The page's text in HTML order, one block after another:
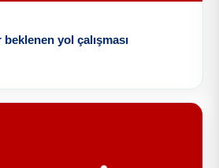
yol çalışması